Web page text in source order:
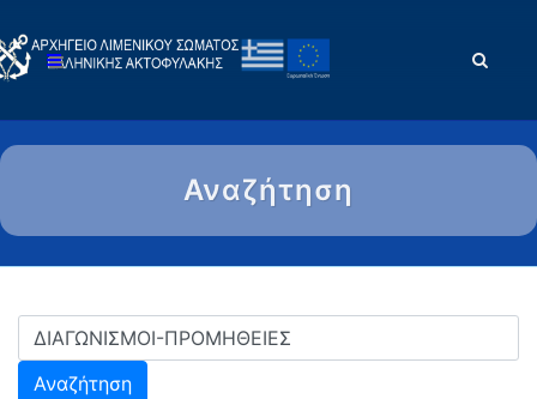
Αναζήτηση